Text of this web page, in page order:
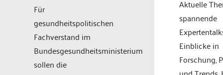
Für
gesundheitspolitischen
Fachverstand im
Bundesgesundheitsministerium
sollen die
Aktuelle
spannende
Einblicke in
Forschung,